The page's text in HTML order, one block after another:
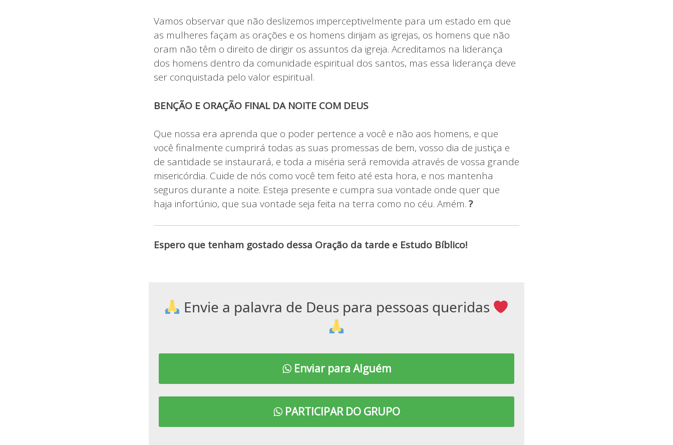
Vamos observar que não deslizemos imperceptivelmente para um estado em que
as mulheres façam as orações e os homens dirijam as igrejas, os homens que não
oram não têm o direito de dirigir os assuntos da igreja. Acreditamos na liderança
dos homens dentro da comunidade espiritual dos santos, mas essa liderança deve
ser conquistada pelo valor espiritual.
BENÇÃO E ORAÇÃO FINAL DA NOITE COM DEUS
Que nossa era aprenda que o poder pertence a você e não aos homens, e que
você finalmente cumprirá todas as suas promessas de bem, vosso dia de justiça e
de santidade se instaurará, e toda a miséria será removida através de vossa grande
misericórdia. Cuide de nós como você tem feito até esta hora, e nos mantenha
seguros durante a noite. Esteja presente e cumpra sua vontade onde quer que
haja infortúnio, que sua vontade seja feita na terra como no céu. Amém. ?
Espero que tenham gostado dessa Oração da tarde e Estudo Bíblico!
Envie a palavra de Deus para pessoas queridas
Enviar para Alguém
PARTICIPAR DO GRUPO